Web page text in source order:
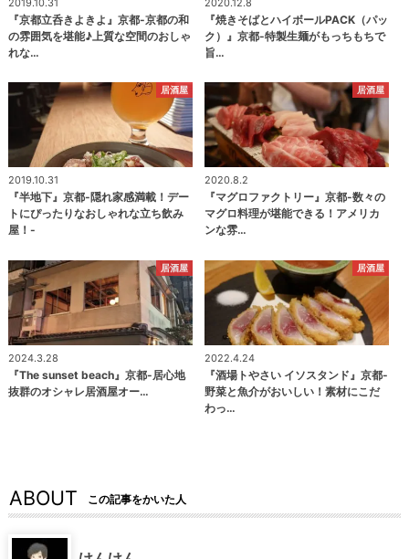
2019.10.31
『京都立呑きよきよ』京都-京都の和
の雰囲気を堪能♪上質な空間のおしゃ
れな…
2020.12.8
『焼きそばとハイボールPACK（パッ
ク）』京都-特製生麺がもっちもちで
旨…
居酒屋
2019.10.31
『半地下』京都-隠れ家感満載！デー
トにぴったりなおしゃれな立ち飲み
屋！-
居酒屋
2020.8.2
『マグロファクトリー』京都-数々の
マグロ料理が堪能できる！アメリカ
ンな雰…
居酒屋
2024.3.28
『The sunset beach』京都-居心地
抜群のオシャレ居酒屋オー…
居酒屋
2022.4.24
『酒場トやさい イソスタンド』京都-
野菜と魚介がおいしい！素材にこだ
わっ…
ABOUT この記事をかいた人